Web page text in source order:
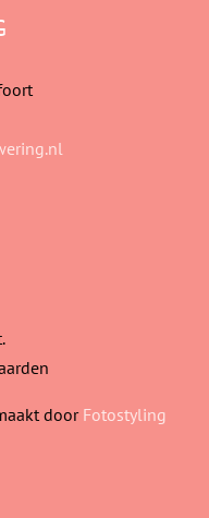
door Fotostyling